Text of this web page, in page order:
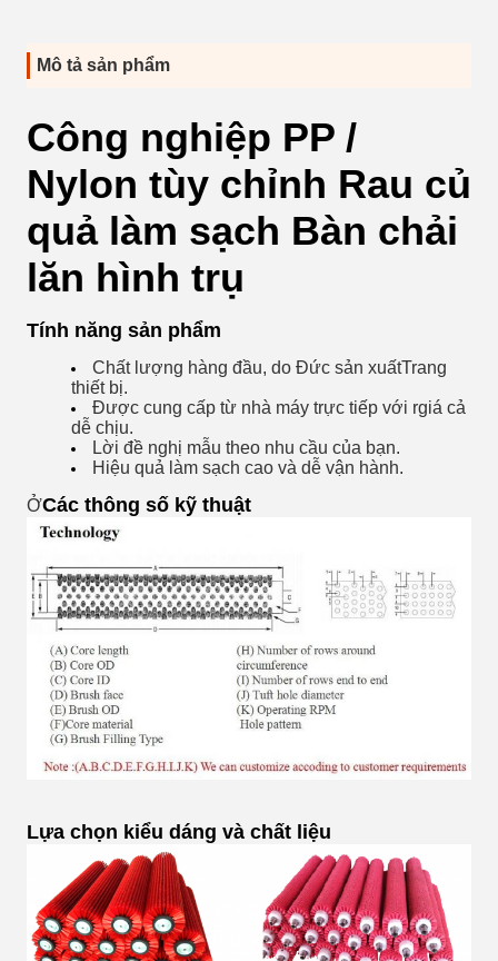
Mô tả sản phẩm
Công nghiệp PP /
Nylon tùy chỉnh Rau củ
quả làm sạch Bàn chải
lăn hình trụ
Tính năng sản phẩm
Chất lượng hàng đầu, do Đức sản xuấtTrang
thiết bị.
Được cung cấp từ nhà máy trực tiếp với rgiá cả
dễ chịu.
Lời đề nghị mẫu theo nhu cầu của bạn.
Hiệu quả làm sạch cao và dễ vận hành.
ỞCác thông số kỹ thuật
Lựa chọn kiểu dáng và chất liệu